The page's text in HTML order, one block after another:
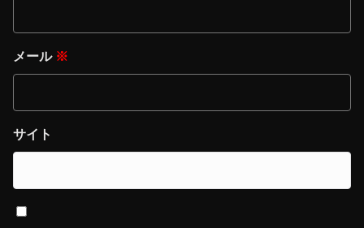
メール ※
サイト